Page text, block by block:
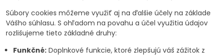
Súbory cookies môžeme využiť aj na ďalšie účely na základe
Vášho súhlasu. S ohľadom na povahu a účel využitia údajov
rozlišujeme tieto základné druhy:
Funkčné: Doplnkové funkcie, ktoré zlepšujú váš zážitok z